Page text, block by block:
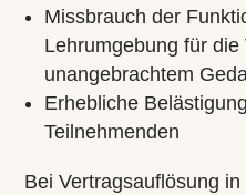
Missbrauch der
Lehrumgebung für die
unangebrachtem
Erhebliche
Teilnehmenden
Bei Vertragsauflösung